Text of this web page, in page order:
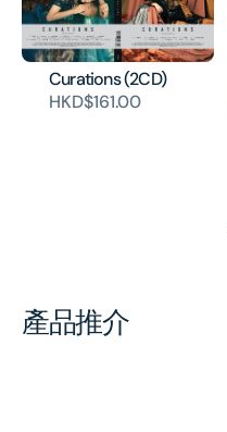
Curations (2CD)
HKD$161.00
產品推介